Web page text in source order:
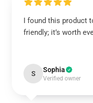
I found this product
friendly; it’s worth
S Sophia
Verified owner